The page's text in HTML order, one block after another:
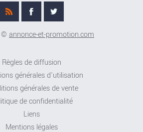
© annonce-et-promotion.com
Règles de diffusion
générales d'utilisation
générales de vente
de confidentialité
Liens
Mentions légales